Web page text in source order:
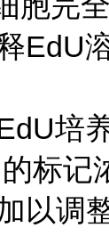
EdU
培
标记
以调